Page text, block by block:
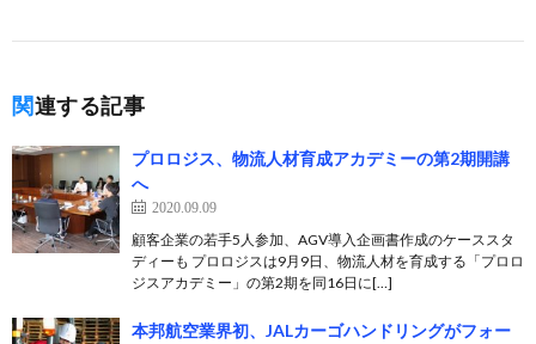
関連する記事
プロロジス、物流人材育成アカデミーの第2期開講
へ
2020.09.09
顧客企業の若手5人参加、AGV導入企画書作成のケーススタ
ディーも プロロジスは9月9日、物流人材を育成する「プロロ
ジスアカデミー」の第2期を同16日に[…]
本邦航空業界初、JALカーゴハンドリングがフォー